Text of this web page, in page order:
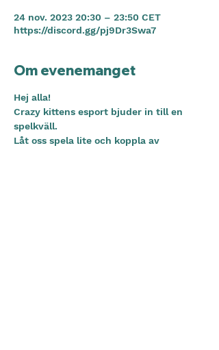
24 nov. 2023 20:30 – 23:50 CET
https://discord.gg/pj9Dr3Swa7
Om evenemanget
Hej alla!
Crazy kittens esport bjuder in till en
spelkväll.
Låt oss spela lite och koppla av